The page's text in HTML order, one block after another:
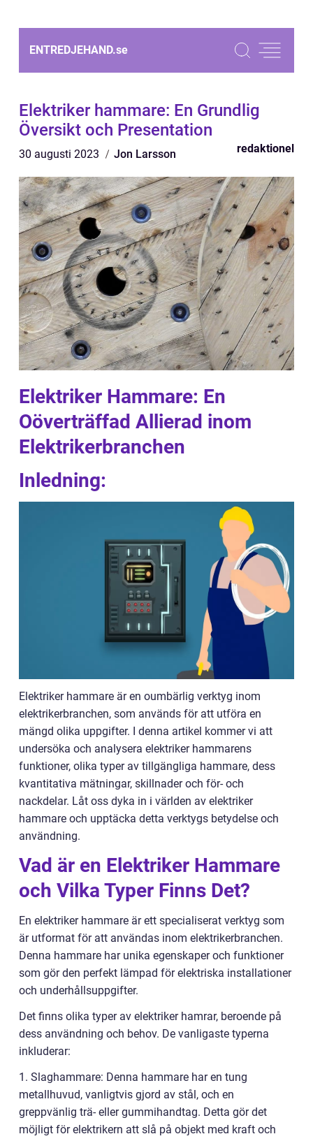
ENTREDJEHAND.se
Elektriker hammare: En Grundlig
Översikt och Presentation
30 augusti 2023 Jon Larsson redaktionel
Elektriker Hammare: En
Oöverträffad Allierad inom
Elektrikerbranchen
Inledning:
Elektriker hammare är en oumbärlig verktyg inom
elektrikerbranchen, som används för att utföra en
mängd olika uppgifter. I denna artikel kommer vi att
undersöka och analysera elektriker hammarens
funktioner, olika typer av tillgängliga hammare, dess
kvantitativa mätningar, skillnader och för- och
nackdelar. Låt oss dyka in i världen av elektriker
hammare och upptäcka detta verktygs betydelse och
användning.
Vad är en Elektriker Hammare
och Vilka Typer Finns Det?
En elektriker hammare är ett specialiserat verktyg som
är utformat för att användas inom elektrikerbranchen.
Denna hammare har unika egenskaper och funktioner
som gör den perfekt lämpad för elektriska installationer
och underhållsuppgifter.
Det finns olika typer av elektriker hamrar, beroende på
dess användning och behov. De vanligaste typerna
inkluderar:
1. Slaghammare: Denna hammare har en tung
metallhuvud, vanligtvis gjord av stål, och en
greppvänlig trä- eller gummihandtag. Detta gör det
möjligt för elektrikern att slå på objekt med kraft och